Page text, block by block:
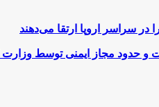
سراسر اروپا ارتقا می‌دهند
و حدود مجاز ایمنی توسط